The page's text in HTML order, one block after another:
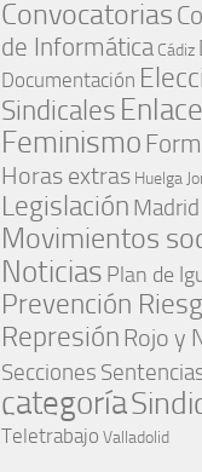
Convocatorias
de Informática Cádiz
Documentación
Sindicales
Feminismo
Horas extras Huelga
Legislación Madrid
Movimientos
Noticias Plan de
Prevención
Represión Rojo y
Secciones
categoría
Teletrabajo Valladolid